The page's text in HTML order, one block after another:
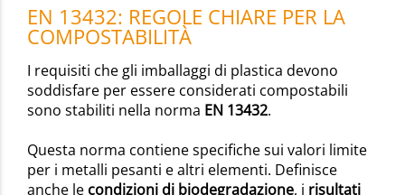
EN 13432: REGOLE CHIARE PER LA
COMPOSTABILITÀ
I requisiti che gli imballaggi di plastica devono
soddisfare per essere considerati compostabili
sono stabiliti nella norma EN 13432.
Questa norma contiene specifiche sui valori limite
per i metalli pesanti e altri elementi. Definisce
anche le condizioni di biodegradazione, i risultati